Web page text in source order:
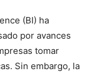
(BI) ha
por avances
tomar
Sin embargo, la